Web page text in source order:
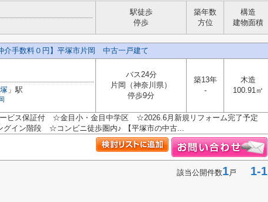
駅徒歩
停歩
築年数
方位
構造
建物面積
介手数料０円】平塚市片岡 中古一戸建て
」駅
バス24分
片岡（神奈川県）
停歩9分
築13年
-
木造
100.91㎡
ービス保証付 ☆金目小・金目中学区 ☆2026.6月新規リフォーム完了予定
イン階段 ☆コンビニ徒歩圏内♪ 【平塚市の中古...
該当公開件数1戸 1-1